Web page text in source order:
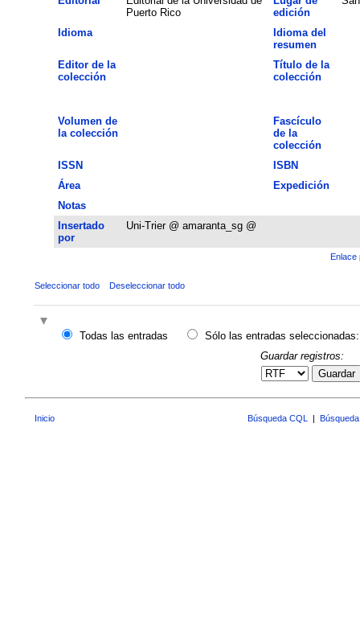
Puerto Rico
edición
Idioma
Idioma del
resumen
Editor de la
colección
Título de la
colección
Volumen de
la colección
Fascículo
de la
colección
ISSN
ISBN
Área
Expedición
Notas
Insertado
por
Uni-Trier @ amaranta_sg @
Enlace
Seleccionar todo Deseleccionar todo
Todas las entradas
Sólo las entradas seleccionadas:
Guardar registros:
Guardar
Inicio Búsqueda CQL